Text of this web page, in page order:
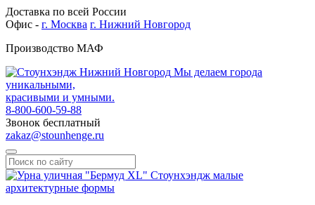
Доставка по всей России
Офис - г. Москва г. Нижний Новгород
Производство МАФ
Мы делаем города
уникальными,
красивыми и умными.
8-800-600-59-88
Звонок бесплатный
zakaz@stounhenge.ru